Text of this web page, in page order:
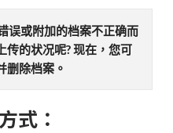
误或附加的档案不正确而
传的状况呢?现在，您可
删除档案。
式：